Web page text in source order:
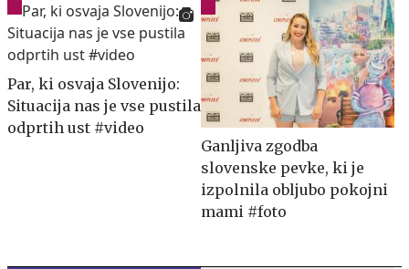
Par, ki osvaja Slovenijo:
Situacija nas je vse pustila
odprtih ust #video
Ganljiva zgodba
slovenske pevke, ki je
izpolnila obljubo pokojni
mami #foto